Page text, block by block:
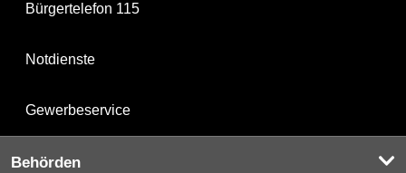
Bürgertelefon 115
Notdienste
Gewerbeservice
Behörden